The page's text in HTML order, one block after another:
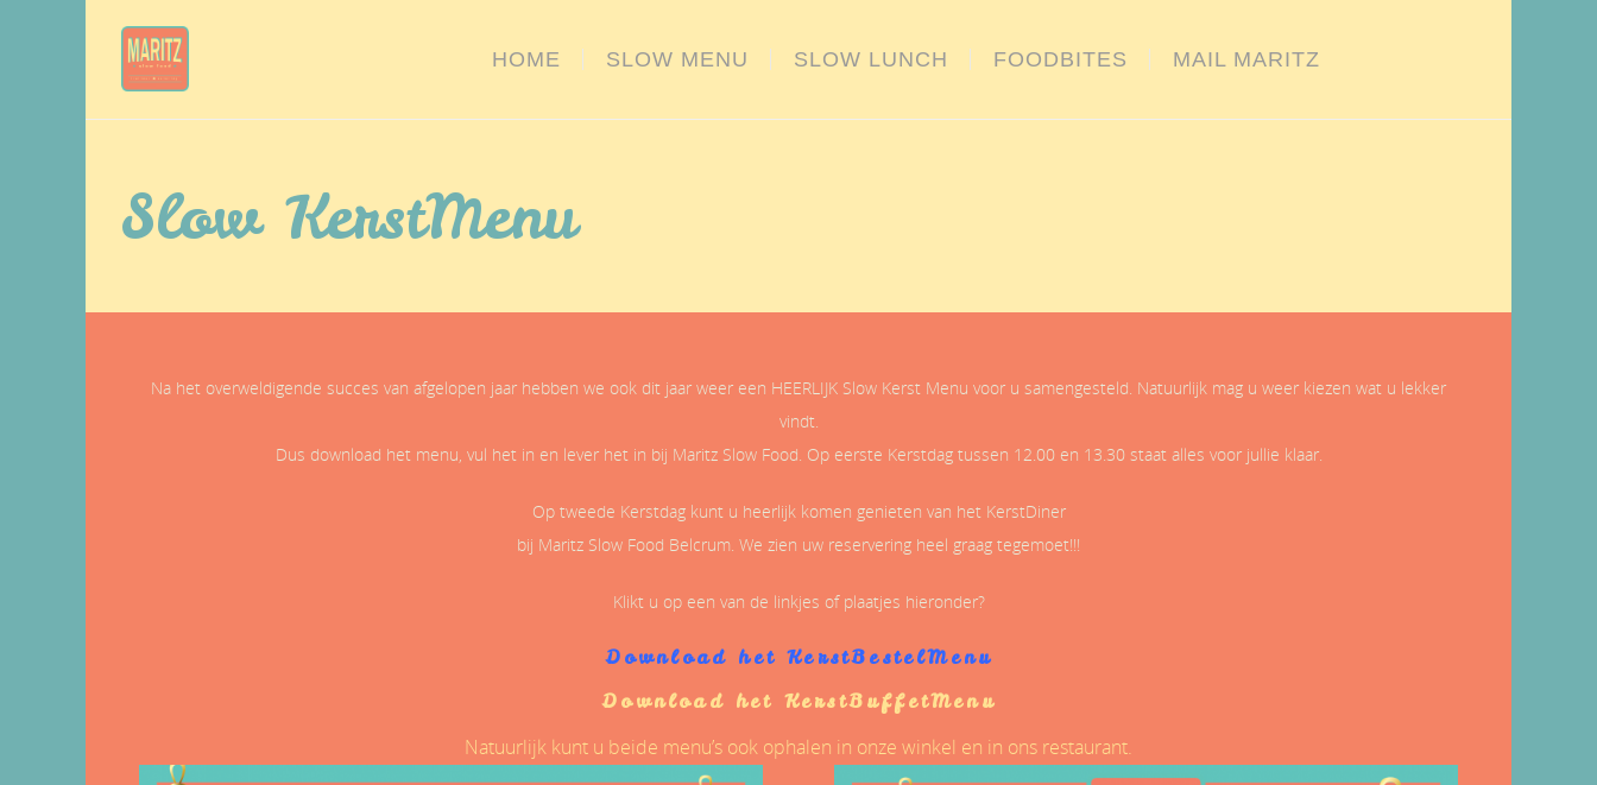
HOME SLOW MENU SLOW LUNCH FOODBITES MAIL MARITZ
Slow KerstMenu
Na het overweldigende succes van afgelopen jaar hebben we ook dit jaar weer een HEERLIJK Slow Kerst Menu voor u samengesteld. Natuurlijk mag u weer kiezen wat u lekker
vindt.
Dus download het menu, vul het in en lever het in bij Maritz Slow Food. Op eerste Kerstdag tussen 12.00 en 13.30 staat alles voor jullie klaar.
Op tweede Kerstdag kunt u heerlijk komen genieten van het KerstDiner
bij Maritz Slow Food Belcrum. We zien uw reservering heel graag tegemoet!!!
Klikt u op een van de linkjes of plaatjes hieronder?
Download hetKerstBestelMenu
Download het KerstBuffetMenu
Natuurlijk kunt u beide menu’s ook ophalen in onze winkel en in ons restaurant.